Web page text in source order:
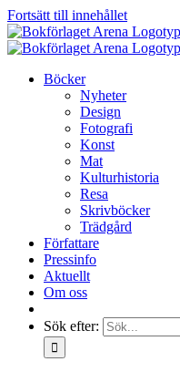
Fortsätt till innehållet
Böcker
Nyheter
Design
Fotografi
Konst
Mat
Kulturhistoria
Resa
Skrivböcker
Trädgård
Författare
Pressinfo
Aktuellt
Om oss
Sök efter: